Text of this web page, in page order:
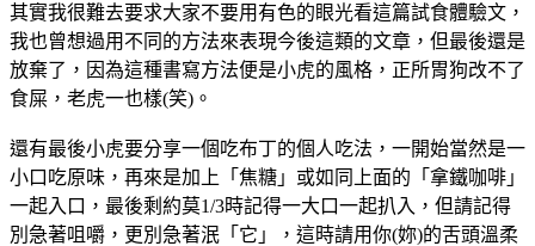
其實我很難去要求大家不要用有色的眼光看這篇試食體驗文，
我也曾想過用不同的方法來表現今後這類的文章，但最後還是
放棄了，因為這種書寫方法便是小虎的風格，正所胃狗改不了
食屎，老虎一也樣(笑)。
還有最後小虎要分享一個吃布丁的個人吃法，一開始當然是一
小口吃原味，再來是加上「焦糖」或如同上面的「拿鐵咖啡」
一起入口，最後剩約莫1/3時記得一大口一起扒入，但請記得
別急著咀嚼，更別急著泯「它」，這時請用你(妳)的舌頭溫柔